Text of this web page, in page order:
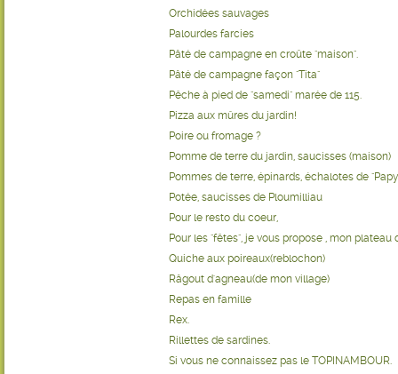
Orchidées sauvages
Palourdes farcies
Pâté de campagne en croûte "maison".
Pâté de campagne façon "Tita"
Pêche à pied de "samedi" marée de 115.
Pizza aux mûres du jardin!
Poire ou fromage ?
Pomme de terre du jardin, saucisses (maison)
Pommes de terre, épinards, échalotes de
Potée, saucisses de Ploumilliau
Pour le resto du coeur,
Pour les "fêtes", je vous propose , mon plateau
Quiche aux poireaux(reblochon)
Râgout d'agneau(de mon village)
Repas en famille
Rex.
Rillettes de sardines.
Si vous ne connaissez pas le TOPINAMBOUR.